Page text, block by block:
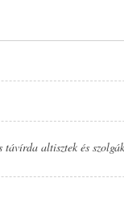
altisztek és